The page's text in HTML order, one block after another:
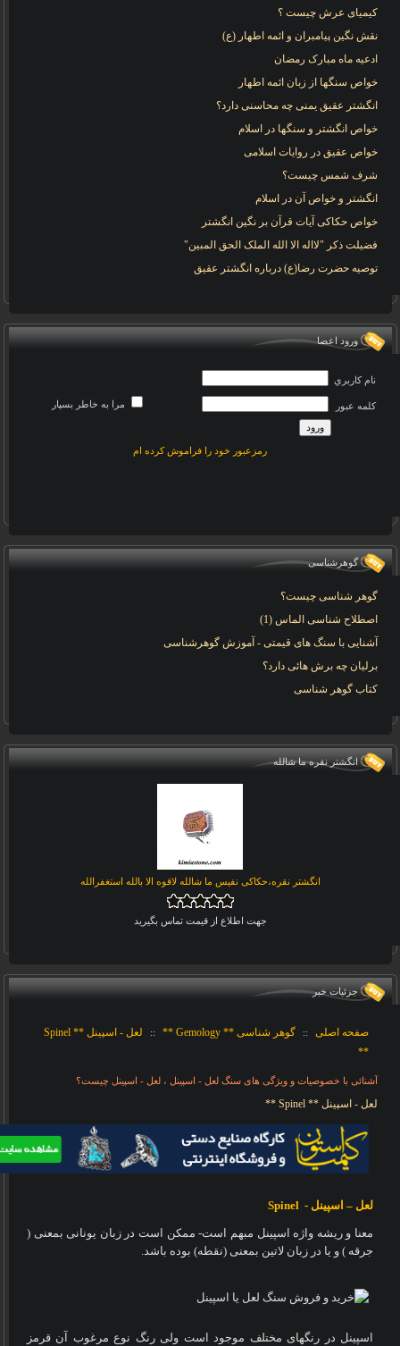
کیمیای عرش چیست ؟
نقش نگین پیامبران و ائمه اطهار (ع)
ادعیه ماه مبارک رمضان
خواص سنگها از زبان ائمه اطهار
انگشتر عقیق یمنی چه محاسنی دارد؟
خواص انگشتر و سنگها در اسلام
خواص عقیق در روایات اسلامی
شرف شمس چیست؟
انگشتر و خواص آن در اسلام
خواص حکاکی آیات قرآن بر نگین انگشتر
فضیلت ذکر "لااله الا الله الملک الحق المبین"
توصیه حضرت رضا(ع) درباره انگشتر عقیق
ورود اعضا
نام کاربري
کلمه عبور مرا به خاطر بسپار
رمزعبور خود را فراموش کرده ام
گوهرشناسی
گوهر شناسی چیست؟
اصطلاح شناسی الماس (1)
آشنایی با سنگ های قیمتی - آموزش گوهرشناسی
برلیان چه برش هائی دارد؟
کتاب گوهر شناسی
انگشتر نقره ما شالله
انگشتر نقره،حکاکی نفیس ما شالله لاقوه الا بالله استغفرالله
جهت اطلاع از قیمت تماس بگیرید
جزئيات خبر
صفحه اصلی :: گوهر شناسی ** Gemology ** ::
لعل - اسپینل ** Spinel
**
آشنائی با خصوصیات و ویژگی های سنگ لعل - اسپینل ، لعل - اسپینل چیست؟
لعل - اسپینل ** Spinel **
لعل – اسپینل - Spinel
معنا و ریشه واژه اسپینل مبهم است- ممکن است در زبان یونانی بمعنی (
جرقه ) و یا در زبان لاتین بمعنی (نقطه) بوده باشد.
اسپینل در رنگهای مختلف موجود است ولی رنگ نوع مرغوب آن قرمز